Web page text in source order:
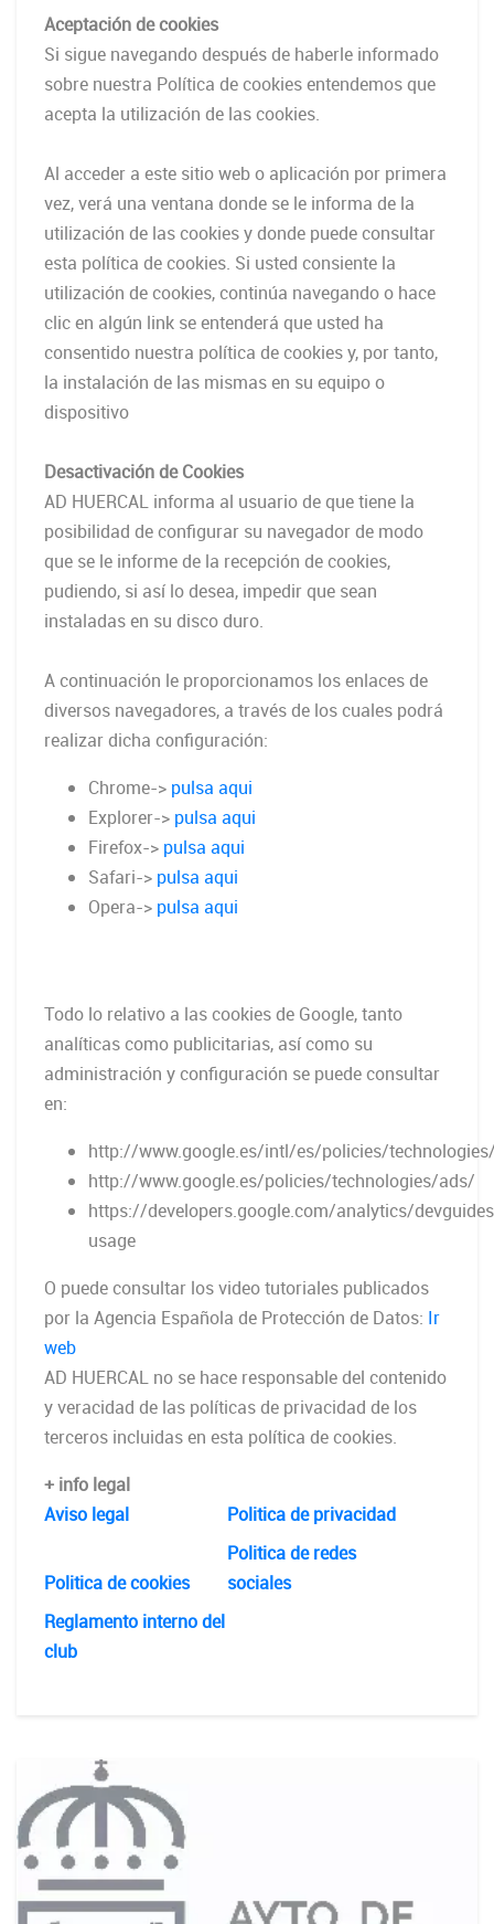
Aceptación de cookies
Si sigue navegando después de haberle informado
sobre nuestra Política de cookies entendemos que
acepta la utilización de las cookies.
Al acceder a este sitio web o aplicación por primera
vez, verá una ventana donde se le informa de la
utilización de las cookies y donde puede consultar
esta política de cookies. Si usted consiente la
utilización de cookies, continúa navegando o hace
clic en algún link se entenderá que usted ha
consentido nuestra política de cookies y, por tanto,
la instalación de las mismas en su equipo o
dispositivo
Desactivación de Cookies
AD HUERCAL informa al usuario de que tiene la
posibilidad de configurar su navegador de modo
que se le informe de la recepción de cookies,
pudiendo, si así lo desea, impedir que sean
instaladas en su disco duro.
A continuación le proporcionamos los enlaces de
diversos navegadores, a través de los cuales podrá
realizar dicha configuración:
Chrome-> pulsa aqui
Explorer-> pulsa aqui
Firefox-> pulsa aqui
Safari-> pulsa aqui
Opera-> pulsa aqui
Todo lo relativo a las cookies de Google, tanto
analíticas como publicitarias, así como su
administración y configuración se puede consultar
en:
http://www.google.es/intl/es/policies/
http://www.google.es/policies/technologies/ads/
https://developers.google.com/analytics/
usage
O puede consultar los video tutoriales publicados
por la Agencia Española de Protección de Datos: Ir
web
AD HUERCAL no se hace responsable del contenido
y veracidad de las políticas de privacidad de los
terceros incluidas en esta política de cookies.
+ info legal
Aviso legal
Politica de privacidad
Politica de cookies
Politica de redes
sociales
Reglamento interno del
club